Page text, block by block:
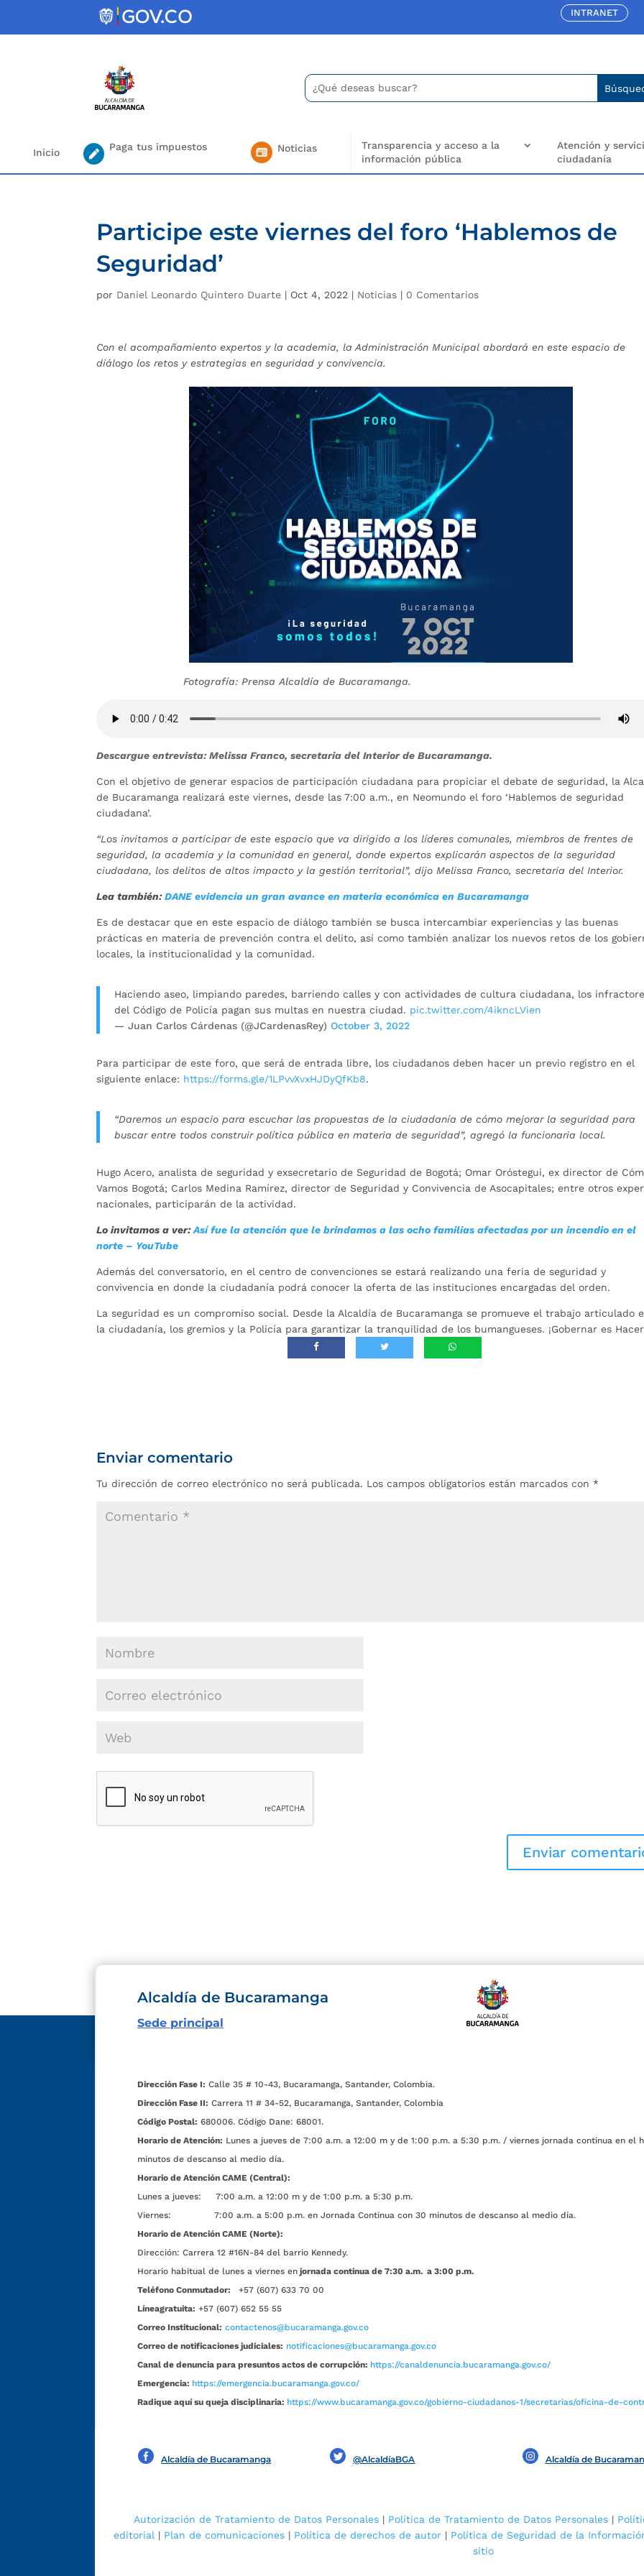
INTRANET
Buscar:
Search
for...
Inicio Paga tus impuestos Noticias
Transparencia y acceso a la
información pública
Atención y
ciudadanía
Participe este viernes del foro ‘Hablemos de
Seguridad’
por Daniel Leonardo Quintero Duarte | Oct 4, 2022 | Noticias | 0 Comentarios
Con el acompañamiento expertos y la academia, la Administración Municipal abordará en este espacio de
diálogo los retos y estrategias en seguridad y convivencia.
Fotografía: Prensa Alcaldía de Bucaramanga.
Descargue entrevista: Melissa Franco, secretaria del Interior de Bucaramanga.
Con el objetivo de generar espacios de participación ciudadana para propiciar el debate de seguridad, la
de Bucaramanga realizará este viernes, desde las 7:00 a.m., en Neomundo el foro ‘Hablemos de seguridad
ciudadana’.
“Los invitamos a participar de este espacio que va dirigido a los líderes comunales, miembros de frentes de
seguridad, la academia y la comunidad en general, donde expertos explicarán aspectos de la seguridad
ciudadana, los delitos de altos impacto y la gestión territorial”, dijo Melissa Franco, secretaria del Interior.
Lea también:DANE evidencia un gran avance en materia económica en Bucaramanga
Es de destacar que en este espacio de diálogo también se busca intercambiar experiencias y las buenas
prácticas en materia de prevención contra el delito, así como también analizar los nuevos retos de los
locales, la institucionalidad y la comunidad.
Haciendo aseo, limpiando paredes, barriendo calles y con actividades de cultura ciudadana, los
del Código de Policía pagan sus multas en nuestra ciudad. pic.twitter.com/4ikncLVien
— Juan Carlos Cárdenas (@JCardenasRey)October 3, 2022
Para participar de este foro, que será de entrada libre, los ciudadanos deben hacer un previo registro en el
siguiente enlace: https://forms.gle/1LPvvXvxHJDyQfKb8.
“Daremos un espacio para escuchar las propuestas de la ciudadanía de cómo mejorar la seguridad para
buscar entre todos construir política pública en materia de seguridad”, agregó la funcionaria local.
Hugo Acero, analista de seguridad y exsecretario de Seguridad de Bogotá; Omar Oróstegui, ex director de
Vamos Bogotá; Carlos Medina Ramírez, director de Seguridad y Convivencia de Asocapitales; entre otros
nacionales, participarán de la actividad.
Lo invitamos a ver:Así fue la atención que le brindamos a las ocho familias afectadas por un incendio en el
norte – YouTube
Además del conversatorio, en el centro de convenciones se estará realizando una feria de seguridad y
convivencia en donde la ciudadanía podrá conocer la oferta de las instituciones encargadas del orden.
La seguridad es un compromiso social. Desde la Alcaldía de Bucaramanga se promueve el trabajo articulado
la ciudadanía, los gremios y la Policía para garantizar la tranquilidad de los bumangueses. ¡Gobernar es
Enviar comentario
Tu dirección de correo electrónico no será publicada. Los campos obligatorios están marcados con *
Alcaldía de Bucaramanga
Sede principal
Dirección Fase I: Calle 35 # 10-43, Bucaramanga, Santander, Colombia.
Dirección Fase II: Carrera 11 # 34-52, Bucaramanga, Santander, Colombia
Código Postal: 680006. Código Dane: 68001.
Horario de Atención: Lunes a jueves de 7:00 a.m. a 12:00 m y de 1:00 p.m. a 5:30 p.m. / viernes jornada continua en el
minutos de descanso al medio día.
Horario de Atención CAME (Central):
Lunes a jueves: 7:00 a.m. a 12:00 m y de 1:00 p.m. a 5:30 p.m.
Viernes: 7:00 a.m. a 5:00 p.m. en Jornada Continua con 30 minutos de descanso al medio día.
Horario de Atención CAME (Norte):
Dirección: Carrera 12 #16N-84 del barrio Kennedy.
Horario habitual de lunes a viernes en jornada continua de 7:30 a.m. a 3:00 p.m.
Teléfono Conmutador:
+57 (607) 633 70 00
Líneagratuita: +57 (607) 652 55 55
Correo Institucional: contactenos@bucaramanga.gov.co
Correo de notificaciones judiciales: notificaciones@bucaramanga.gov.co
Canal de denuncia para presuntos actos de corrupción: https://canaldenuncia.bucaramanga.gov.co/
Emergencia: https://emergencia.bucaramanga.gov.co/
Radique aquí su queja disciplinaria: https://www.bucaramanga.gov.co/gobierno-ciudadanos-1/secretarias/oficina-de-
Alcaldía de Bucaramanga @AlcaldíaBGA Alcaldía de
Autorización de Tratamiento de Datos Personales | Política de Tratamiento de Datos Personales |
editorial | Plan de comunicaciones | Política de derechos de autor | Política de Seguridad de la
sitio